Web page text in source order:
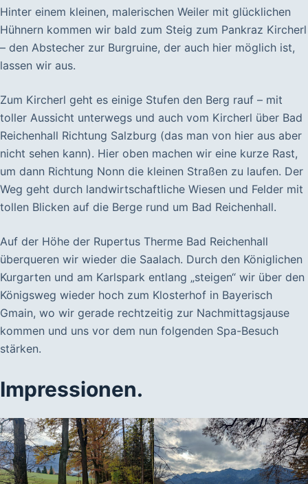
Hinter einem kleinen, malerischen Weiler mit glücklichen
Hühnern kommen wir bald zum Steig zum Pankraz Kircherl
– den Abstecher zur Burgruine, der auch hier möglich ist,
lassen wir aus.
Zum Kircherl geht es einige Stufen den Berg rauf – mit
toller Aussicht unterwegs und auch vom Kircherl über Bad
Reichenhall Richtung Salzburg (das man von hier aus aber
nicht sehen kann). Hier oben machen wir eine kurze Rast,
um dann Richtung Nonn die kleinen Straßen zu laufen. Der
Weg geht durch landwirtschaftliche Wiesen und Felder mit
tollen Blicken auf die Berge rund um Bad Reichenhall.
Auf der Höhe der Rupertus Therme Bad Reichenhall
überqueren wir wieder die Saalach. Durch den Königlichen
Kurgarten und am Karlspark entlang „steigen“ wir über den
Königsweg wieder hoch zum Klosterhof in Bayerisch
Gmain, wo wir gerade rechtzeitig zur Nachmittagsjause
kommen und uns vor dem nun folgenden Spa-Besuch
stärken.
Impressionen.